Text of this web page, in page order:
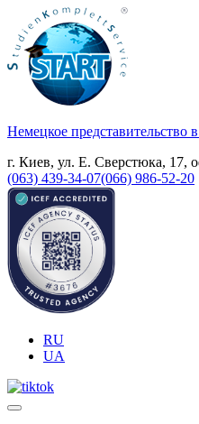
Немецкое представительство
г. Киев, ул. Е. Сверстюка, 17,
(063) 439-34-07(066) 986-52-20
RU
UA